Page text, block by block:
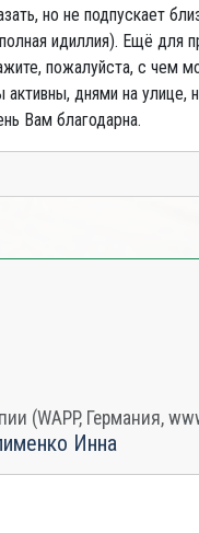
но не подпускает
идиллия). Ещё для
пожалуйста, с чем
днями на улице,
Вам благодарна.
(WAPP, Германия,
Инна